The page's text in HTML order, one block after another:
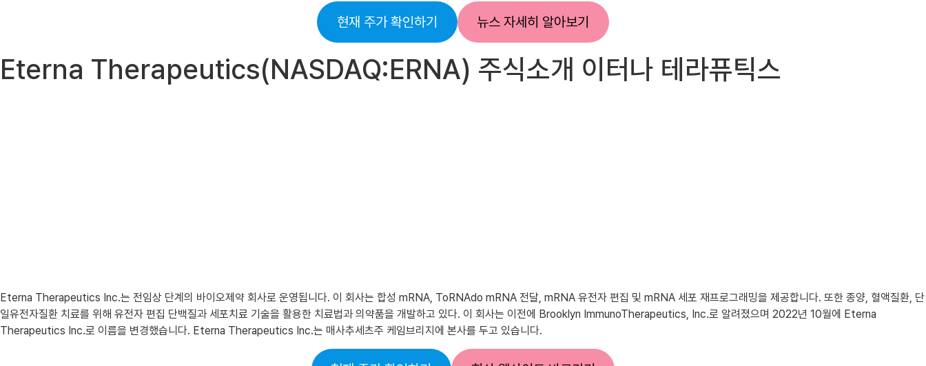
현재 주가 확인하기 뉴스 자세히 알아보기
Eterna Therapeutics(NASDAQ:ERNA) 주식소개 이터나 테라퓨틱스
Eterna Therapeutics Inc.는 전임상 단계의 바이오제약 회사로 운영됩니다. 이 회사는 합성 mRNA, ToRNAdo mRNA 전달, mRNA 유전자 편집 및 mRNA 세포 재프로그래밍을 제공합니다. 또한 종양, 혈액질환, 단
일유전자질환 치료를 위해 유전자 편집 단백질과 세포치료 기술을 활용한 치료법과 의약품을 개발하고 있다. 이 회사는 이전에 Brooklyn ImmunoTherapeutics, Inc.로 알려졌으며 2022년 10월에 Eterna
Therapeutics Inc.로 이름을 변경했습니다. Eterna Therapeutics Inc.는 매사추세츠주 케임브리지에 본사를 두고 있습니다.